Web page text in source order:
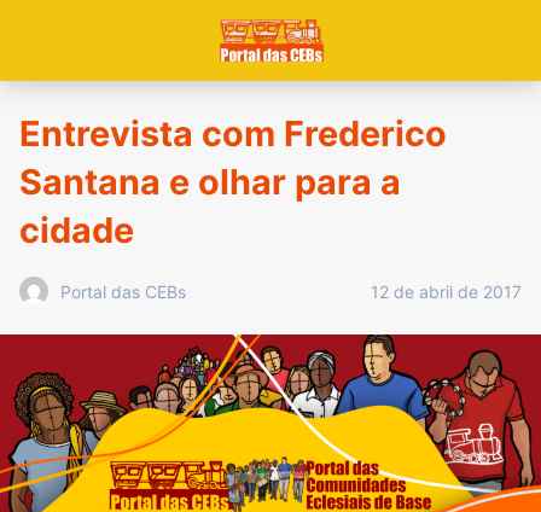
Entrevista com Frederico
Santana e olhar para a
cidade
Portal das CEBs 12 de abril de 2017